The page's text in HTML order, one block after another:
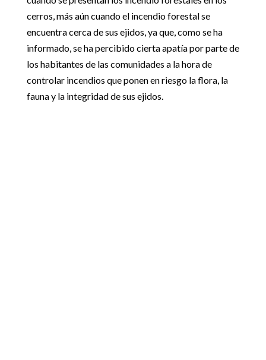
cerros, más aún cuando el incendio forestal se
encuentra cerca de sus ejidos, ya que, como se ha
informado, se ha percibido cierta apatía por parte de
los habitantes de las comunidades a la hora de
controlar incendios que ponen en riesgo la flora, la
fauna y la integridad de sus ejidos.